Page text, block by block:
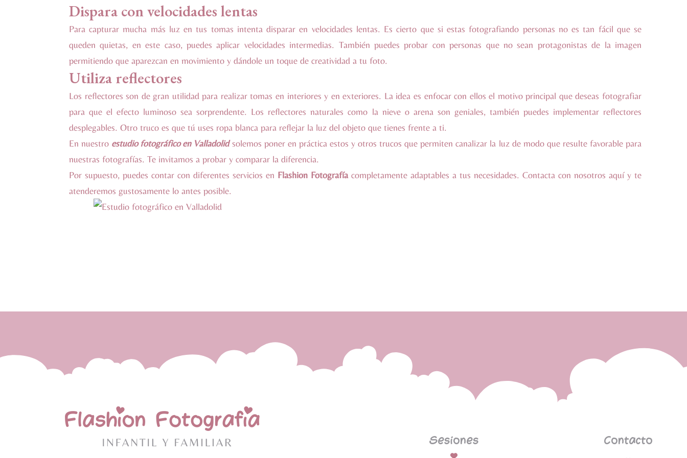
Dispara con velocidades lentas
Para capturar mucha más luz en tus tomas intenta disparar en velocidades lentas. Es cierto que si estas fotografiando personas no es tan fácil que se
queden quietas, en este caso, puedes aplicar velocidades intermedias. También puedes probar con personas que no sean protagonistas de la imagen
permitiendo que aparezcan en movimiento y dándole un toque de creatividad a tu foto.
Utiliza reflectores
Los reflectores son de gran utilidad para realizar tomas en interiores y en exteriores. La idea es enfocar con ellos el motivo principal que deseas fotografiar
para que el efecto luminoso sea sorprendente. Los reflectores naturales como la nieve o arena son geniales, también puedes implementar reflectores
desplegables. Otro truco es que tú uses ropa blanca para reflejar la luz del objeto que tienes frente a ti.
En nuestro estudio fotográfico en Valladolidsolemos poner en práctica estos y otros trucos que permiten canalizar la luz de modo que resulte favorable para
nuestras fotografías. Te invitamos a probar y comparar la diferencia.
Por supuesto, puedes contar con diferentes servicios en Flashion Fotografía completamente adaptables a tus necesidades. Contacta con nosotros aquíy te
atenderemos gustosamente lo antes posible.
Sesiones
Contacto